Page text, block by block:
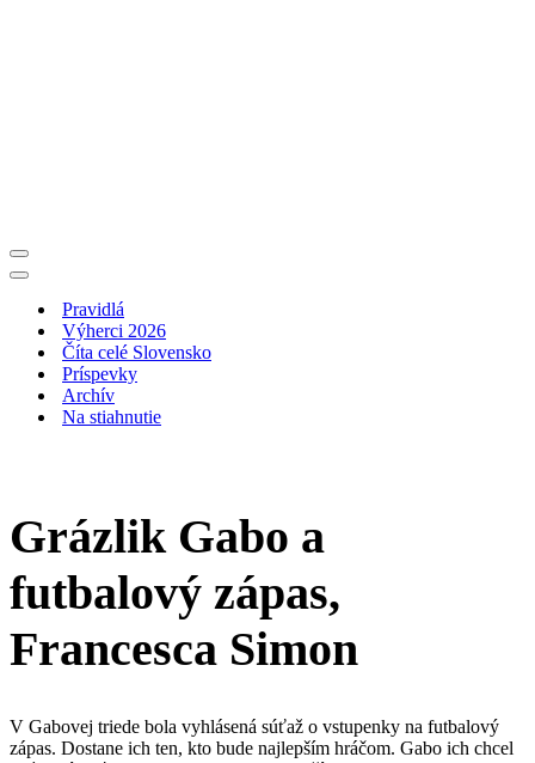
Menu
navigácie
Menu
navigáciePravidlá
Výherci 2026
Číta celé Slovensko
Príspevky
Archív
Na stiahnutie
Grázlik Gabo a
futbalový zápas,
Francesca Simon
V Gabovej triede bola vyhlásená súťaž o vstupenky na futbalový
zápas. Dostane ich ten, kto bude najlepším hráčom. Gabo ich chcel